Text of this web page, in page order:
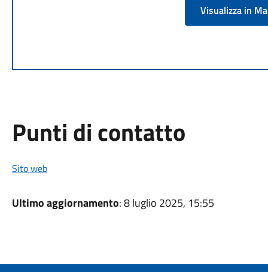
Visualizza in
Punti di contatto
Sito web
Ultimo aggiornamento: 8 luglio 2025, 15:55